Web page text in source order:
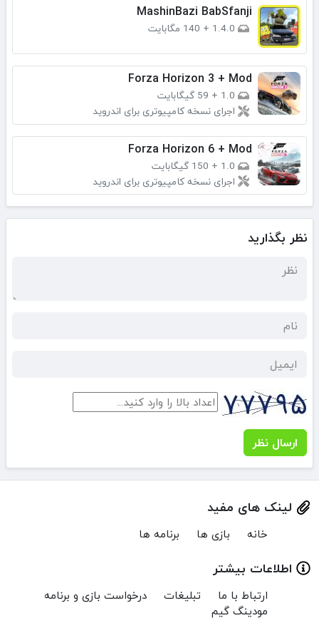
MashinBazi BabSfanji
1.4.0
+ 140 مگابایت
Forza Horizon 3 + Mod
1.0
+ 59 گیگابایت
اجرای نسخه کامپیوتری برای اندروید
Forza Horizon 6 + Mod
1.0
+ 150 گیگابایت
اجرای نسخه کامپیوتری برای اندروید
نظر بگذارید
ارسال نظر
لینک های مفید
خانه بازی ها برنامه ها
اطلاعات بیشتر
ارتباط با ما تبلیغات
درخواست بازی و برنامه
مودینگ گیم